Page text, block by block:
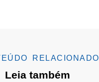
RELACIONADO
Leia também